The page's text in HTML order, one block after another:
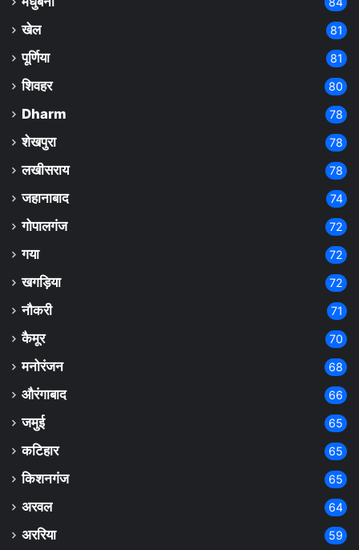
खेल 81
पूर्णिया 81
शिवहर 80
Dharm 78
शेखपुरा 78
लखीसराय 78
जहानाबाद 74
गोपालगंज 72
गया 72
खगड़िया 72
नौकरी 71
कैमूर 70
मनोरंजन 68
औरंगाबाद 66
जमुई 65
कटिहार 65
किशनगंज 65
अरवल 64
अररिया 59